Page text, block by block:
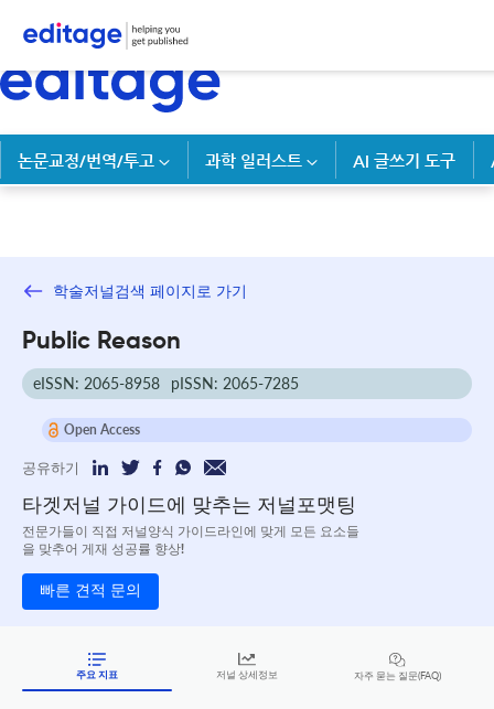
논문교정/번역/투고 과학 일러스트 AI 글쓰기 도구
학술저널검색 페이지로 가기
Public Reason
eISSN: 2065-8958 pISSN: 2065-7285
Open Access
공유하기
타겟저널 가이드에 맞추는 저널포맷팅
전문가들이 직접 저널양식 가이드라인에 맞게 모든 요소들
을 맞추어 게재 성공률 향상!
빠른 견적 문의
주요 지표 저널 상세정보 자주 묻는 질문(FAQ)